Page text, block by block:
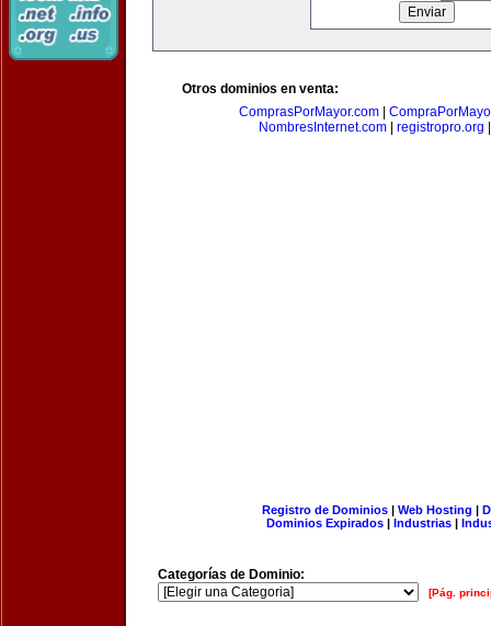
Otros dominios en venta:
ComprasPorMayor.com
NombresInternet.com
registropro.org
Registro de Dominios| Web Hosting |
Dominios Expirados | Industrias |
Categorías de Dominio:
[Pág.